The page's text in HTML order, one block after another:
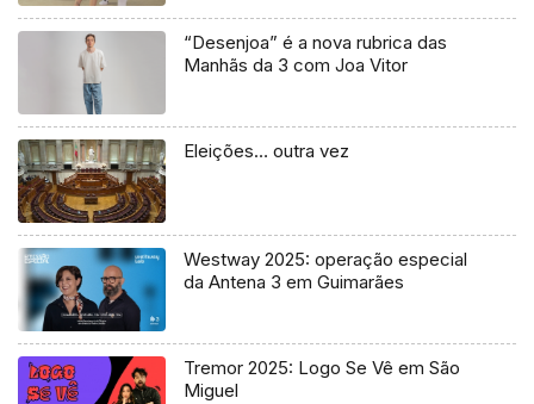
“Desenjoa” é a nova rubrica das
Manhãs da 3 com Joa Vitor
Eleições… outra vez
Westway 2025: operação especial
da Antena 3 em Guimarães
Tremor 2025: Logo Se Vê em São
Miguel